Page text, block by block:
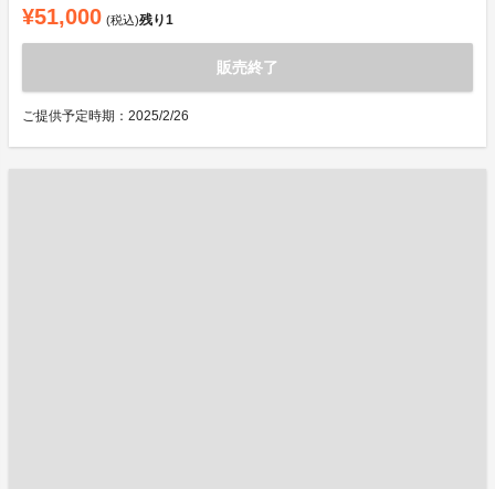
¥51,000 (税込)残り1
販売終了
ご提供予定時期：2025/2/26